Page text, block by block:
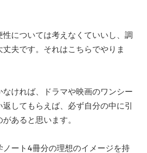
については考えなくていいし、調
夫です。それはこちらでやりま
ければ、ドラマや映画のワンシー
してもらえば、必ず自分の中に引
あると思います。
ート4冊分の理想のイメージを持